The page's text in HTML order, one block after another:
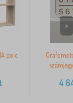
polc
4
>